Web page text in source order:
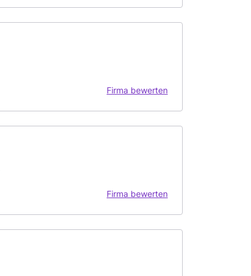
Firma bewerten
Firma bewerten